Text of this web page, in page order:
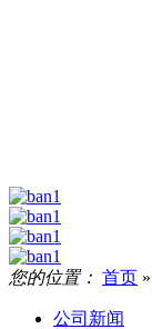
您的位置： 首页 »
公司新闻